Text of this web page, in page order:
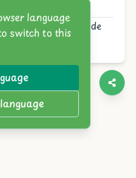
for at afspejle de
language
switch to this